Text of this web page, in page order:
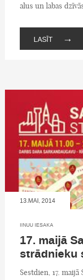
alus un labas
LASĪT →
13.MAI, 2014
IINUU IESAKA
17. maijā
strādnieku
Sestdien, 17.